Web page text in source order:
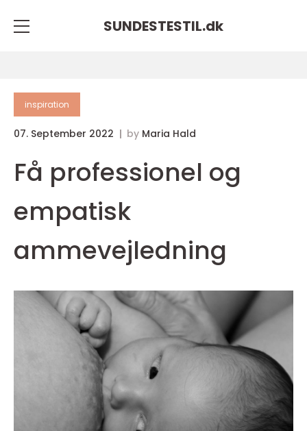
SUNDESTESTIL.dk
inspiration
07. September 2022 by Maria Hald
Få professionel og
empatisk
ammevejledning